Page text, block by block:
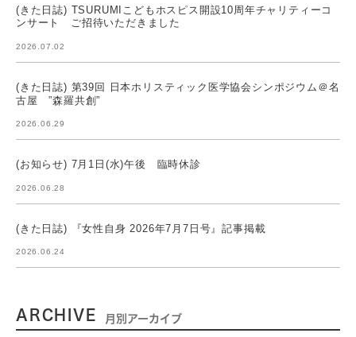
(きた日誌) TSURUMIこどもホスピス開設10周年チャリティーコ
ンサート ご招待いただきました
2026.07.02
(きた日誌) 第39回 日本ホリスティック医学協会シンポジウム＠名
古屋 ”森羅共創”
2026.06.29
(お知らせ) 7月1日(水)午後 臨時休診
2026.06.28
(きた日誌) 『女性自身 2026年7月7日号』記事掲載
2026.06.24
ARCHIVE 月別アーカイブ